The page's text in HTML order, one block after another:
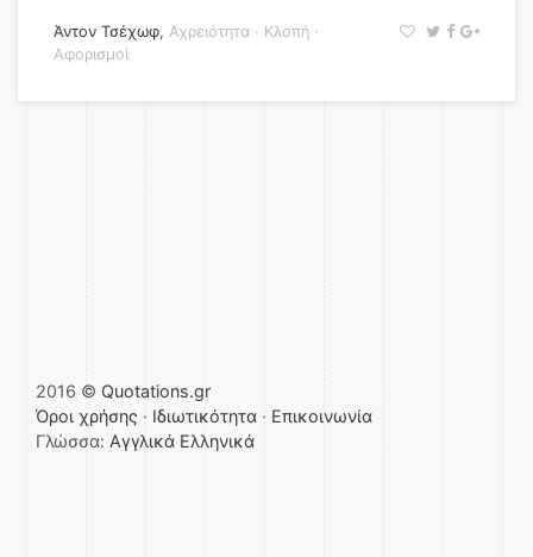
Άντον Τσέχωφ, Αχρειότητα · Κλοπή ·
Αφορισμοί
2016 © Quotations.gr
Όροι χρήσης · Ιδιωτικότητα · Επικοινωνία
Γλώσσα: Αγγλικά Ελληνικά